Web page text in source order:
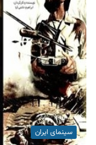
سینمای ایران